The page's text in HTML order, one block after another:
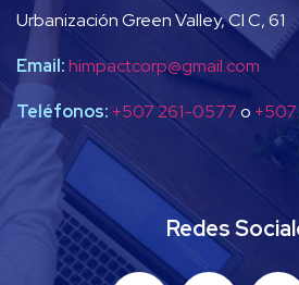
Urbanización Green Valley, Cl C, 61
Email:himpactcorp@gmail.com
Teléfonos: +507 261-0577o
Redes